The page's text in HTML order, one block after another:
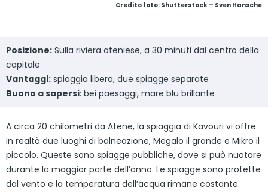
Credito foto: Shutterstock – Sven Hansche
Posizione: Sulla riviera ateniese, a 30 minuti dal centro della
capitale
Vantaggi: spiaggia libera, due spiagge separate
Buono a sapersi: bei paesaggi, mare blu brillante
A circa 20 chilometri da Atene, la spiaggia di Kavouri vi offre
in realtà due luoghi di balneazione, Megalo il grande e Mikro il
piccolo. Queste sono spiagge pubbliche, dove si può nuotare
durante la maggior parte dell’anno. Le spiagge sono protette
dal vento e la temperatura dell’acqua rimane costante.